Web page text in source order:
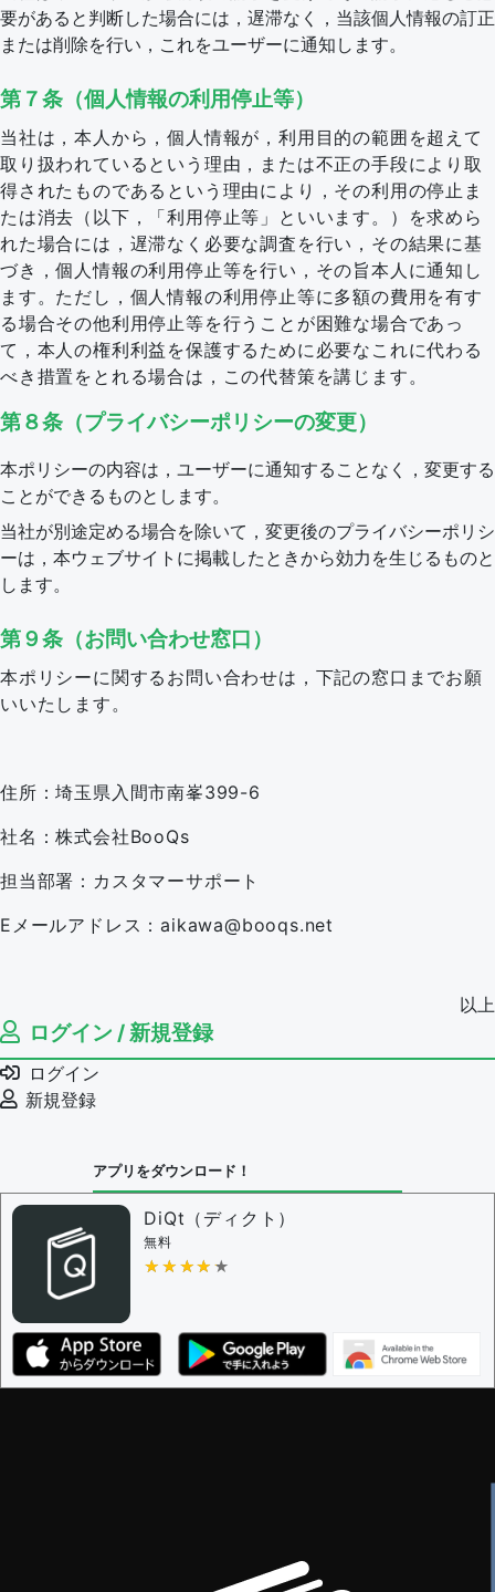
要があると判断した場合には，遅滞なく，当該個人情報の訂正
または削除を行い，これをユーザーに通知します。
第７条（個人情報の利用停止等）
当社は，本人から，個人情報が，利用目的の範囲を超えて
取り扱われているという理由，または不正の手段により取
得されたものであるという理由により，その利用の停止ま
たは消去（以下，「利用停止等」といいます。）を求めら
れた場合には，遅滞なく必要な調査を行い，その結果に基
づき，個人情報の利用停止等を行い，その旨本人に通知し
ます。ただし，個人情報の利用停止等に多額の費用を有す
る場合その他利用停止等を行うことが困難な場合であっ
て，本人の権利利益を保護するために必要なこれに代わる
べき措置をとれる場合は，この代替策を講じます。
第８条（プライバシーポリシーの変更）
本ポリシーの内容は，ユーザーに通知することなく，変更する
ことができるものとします。
当社が別途定める場合を除いて，変更後のプライバシーポリシ
ーは，本ウェブサイトに掲載したときから効力を生じるものと
します。
第９条（お問い合わせ窓口）
本ポリシーに関するお問い合わせは，下記の窓口までお願
いいたします。
住所：埼玉県入間市南峯399-6
社名：株式会社BooQs
担当部署：カスタマーサポート
Eメールアドレス：aikawa@booqs.net
以上
ログイン / 新規登録
ログイン
新規登録
アプリをダウンロード！
DiQt（ディクト）
無料
★★★★★
★★★★★